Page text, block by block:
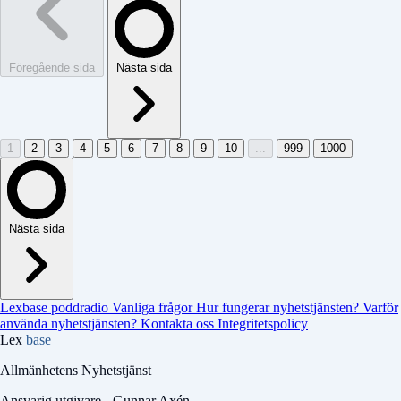
Föregående sida Nästa sida
1 2 3 4 5 6 7 8 9 10 ... 999 1000
Nästa sida
Lexbase poddradio Vanliga frågorHur fungerar nyhetstjänsten? Varför
använda nyhetstjänsten? Kontakta oss Integritetspolicy
Lex base
Allmänhetens Nyhetstjänst